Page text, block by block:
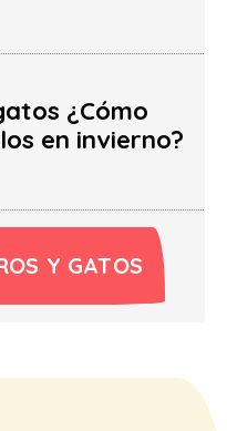
¿Cómo
en invierno?
Y GATOS